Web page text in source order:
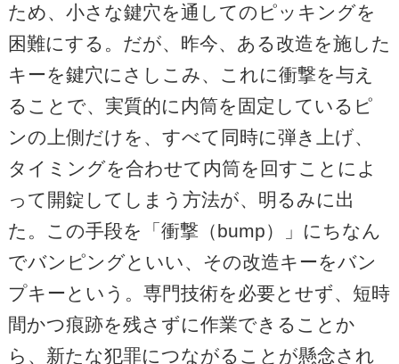
ため、小さな鍵穴を通してのピッキングを
困難にする。だが、昨今、ある改造を施した
キーを鍵穴にさしこみ、これに衝撃を与え
ることで、実質的に内筒を固定しているピ
ンの上側だけを、すべて同時に弾き上げ、
タイミングを合わせて内筒を回すことによ
って開錠してしまう方法が、明るみに出
た。この手段を「衝撃（bump）」にちなん
でバンピングといい、その改造キーをバン
プキーという。専門技術を必要とせず、短時
間かつ痕跡を残さずに作業できることか
ら、新たな犯罪につながることが懸念され